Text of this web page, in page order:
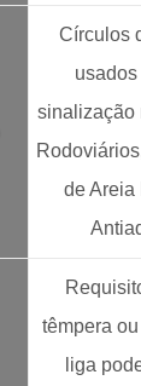
Círculos
sinalização
de Areia
têmpera
liga